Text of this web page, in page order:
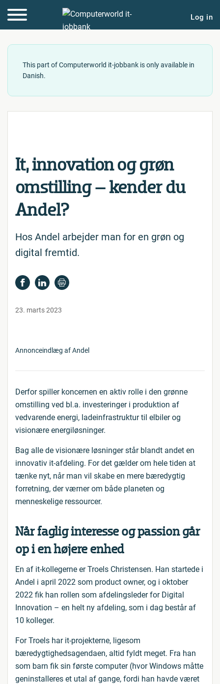
Log in
This part of Computerworld it-jobbank is only available in
Danish.
It, in­nova­tion og grøn
om­stil­ling – kender du
Andel?
Hos Andel arbejder man for en grøn og
digital fremtid.
23. marts 2023
Annonceindlæg af Andel
Derfor spiller koncernen en aktiv rolle i den grønne
omstilling ved bl.a. investeringer i produktion af
vedvarende energi, ladeinfrastruktur til elbiler og
visionære energiløsninger.
Bag alle de visionære løsninger står blandt andet en
innovativ it-afdeling. For det gælder om hele tiden at
tænke nyt, når man vil skabe en mere bæredygtig
forretning, der værner om både planeten og
menneskelige ressourcer.
Når faglig interesse og passion går
op i en højere enhed
En af it-kollegerne er Troels Christensen. Han startede i
Andel i april 2022 som product owner, og i oktober
2022 fik han rollen som afdelingsleder for Digital
Innovation – en helt ny afdeling, som i dag består af
10 kolleger.
For Troels har it-projekterne, ligesom
bæredygtighedsagendaen, altid fyldt meget. Fra han
som barn fik sin første computer (hvor Windows måtte
geninstalleres et utal af gange, fordi han havde været